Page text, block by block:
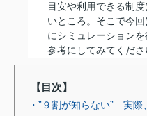
目安や利用できる制
いところ。そこで今
にシミュレーション
参考にしてみてくださ
【目次】
・”９割が知らない” 実